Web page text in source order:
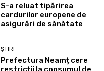
S-a reluat tipărirea
cardurilor europene de
asigurări de sănătate
ȘTIRI
Prefectura Neamț cere